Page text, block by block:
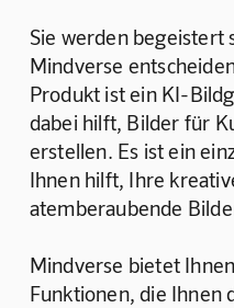
Sie werden begeistert
Mindverse
Produkt ist ein KI-
dabei hilft, Bilder für
erstellen. Es ist ein
Ihnen hilft, Ihre
atemberaubende
Mindverse bietet
Funktionen, die Ihnen